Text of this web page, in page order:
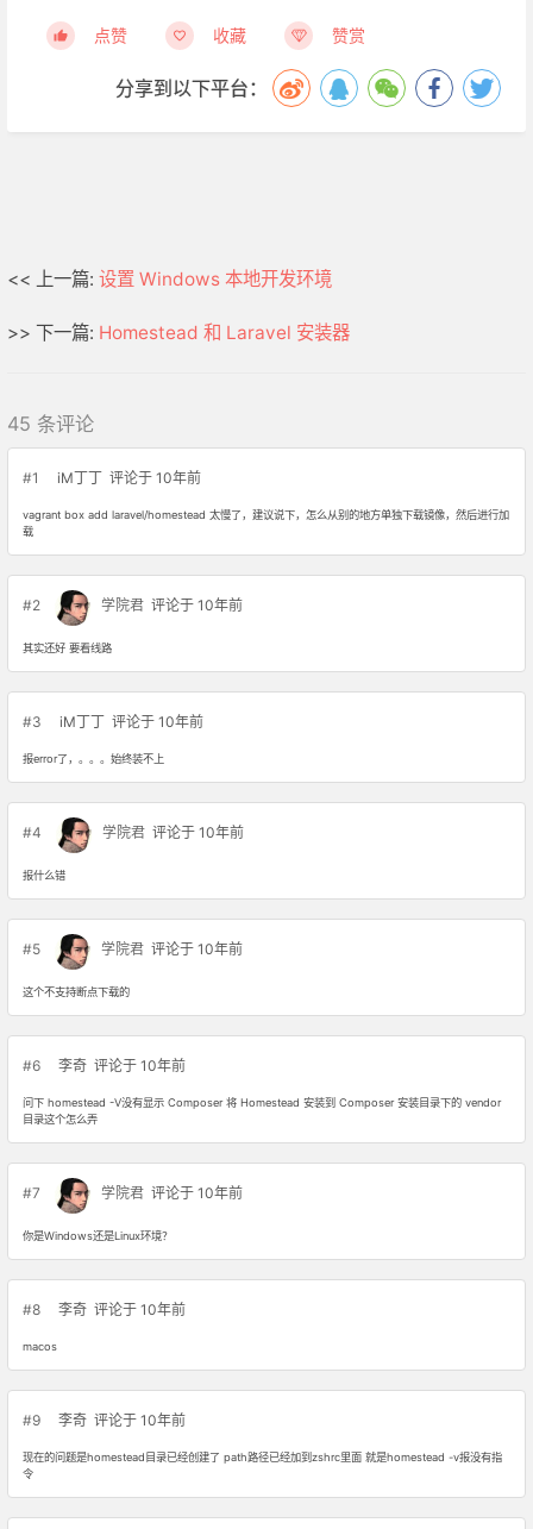
点赞 收藏 赞赏
分享到以下平台：
<< 上一篇: 设置 Windows 本地开发环境
>> 下一篇: Homestead 和 Laravel 安装器
45 条评论
#1 iM丁丁 评论于 10年前
vagrant box add laravel/homestead 太慢了，建议说下，怎么从别的地方单独下载镜像，然后进行加
载
#2 学院君 评论于 10年前
其实还好 要看线路
#3 iM丁丁 评论于 10年前
报error了，。。。始终装不上
#4 学院君 评论于 10年前
报什么错
#5 学院君 评论于 10年前
这个不支持断点下载的
#6 李奇 评论于 10年前
问下 homestead -V没有显示 Composer 将 Homestead 安装到 Composer 安装目录下的 vendor
目录这个怎么弄
#7 学院君 评论于 10年前
你是Windows还是Linux环境？
#8 李奇 评论于 10年前
macos
#9 李奇 评论于 10年前
现在的问题是homestead目录已经创建了 path路径已经加到zshrc里面 就是homestead -v报没有指
令